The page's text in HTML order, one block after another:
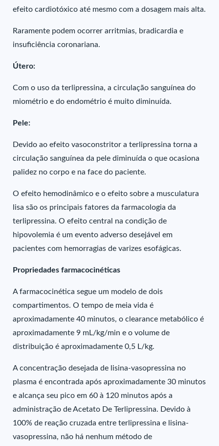
efeito cardiotóxico até mesmo com a dosagem mais alta.
Raramente podem ocorrer arritmias, bradicardia e
insuficiência coronariana.
Útero:
Com o uso da terlipressina, a circulação sanguínea do
miométrio e do endométrio é muito diminuída.
Pele:
Devido ao efeito vasoconstritor a terlipressina torna a
circulação sanguínea da pele diminuída o que ocasiona
palidez no corpo e na face do paciente.
O efeito hemodinâmico e o efeito sobre a musculatura
lisa são os principais fatores da farmacologia da
terlipressina. O efeito central na condição de
hipovolemia é um evento adverso desejável em
pacientes com hemorragias de varizes esofágicas.
Propriedades farmacocinéticas
A farmacocinética segue um modelo de dois
compartimentos. O tempo de meia vida é
aproximadamente 40 minutos, o clearance metabólico é
aproximadamente 9 mL/kg/min e o volume de
distribuição é aproximadamente 0,5 L/kg.
A concentração desejada de lisina-vasopressina no
plasma é encontrada após aproximadamente 30 minutos
e alcança seu pico em 60 à 120 minutos após a
administração de Acetato De Terlipressina. Devido à
100% de reação cruzada entre terlipressina e lisina-
vasopressina, não há nenhum método de